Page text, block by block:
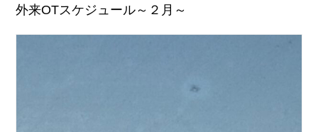
外来OTスケジュール～２月～